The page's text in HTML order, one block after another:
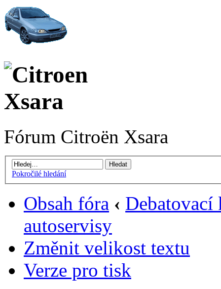
Fórum Citroën Xsara
Pokročilé hledání
Obsah fóra ‹ Debatovací
autoservisy
Změnit velikost textu
Verze pro tisk